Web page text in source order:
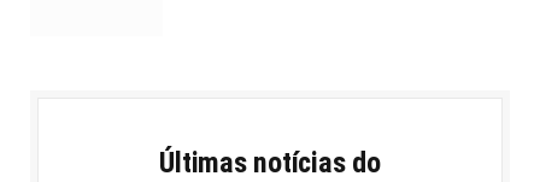
Últimas notícias do